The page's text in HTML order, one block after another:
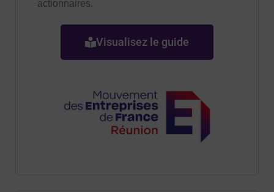
actionnaires.
Visualisez le guide